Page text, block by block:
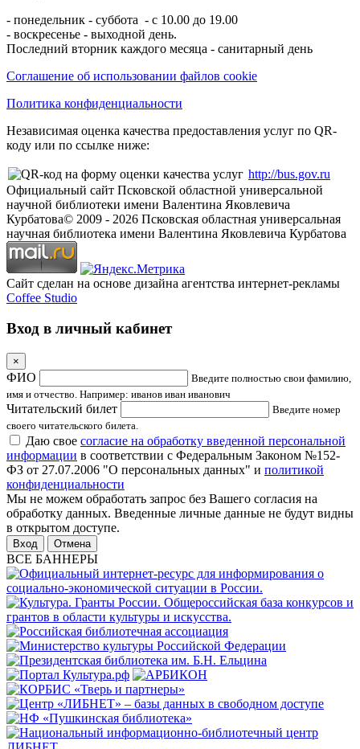
- понедельник - суббота - с 10.00 до 19.00
- воскресенье - выходной день.
Последний вторник каждого месяца - санитарный день
Соглашение об использовании файлов cookie
Политика конфиденциальности
Независимая оценка качества предоставления услуг по QR-
коду или по ссылке ниже:
http://bus.gov.ru
Официальный сайт Псковской областной универсальной
научной библиотеки имени Валентина Яковлевича
Курбатова© 2009 - 2026 Псковская областная универсальная
научная библиотека имени Валентина Яковлевича Курбатова
Сайт сделан на основе дизайна агентства интернет-рекламы
Coffee Studio
Вход в личный кабинет
×
ФИО
Введите полностью свои фамилию,
имя и отчество. Например: иванов иван иванович
Читательский билет
Введите номер
своего читательского билета.
Даю свое согласие на обработку введенной персональной
информации в соответствии с Федеральным Законом №152-
ФЗ от 27.07.2006 "О персональных данных" и политикой
конфиденциальности
Мы не можем обработать запрос без Вашего согласия на
обработку данных. Введенные личные данные не будут видны
в открытом доступе.
Отмена
ВСЕ БАННЕРЫ